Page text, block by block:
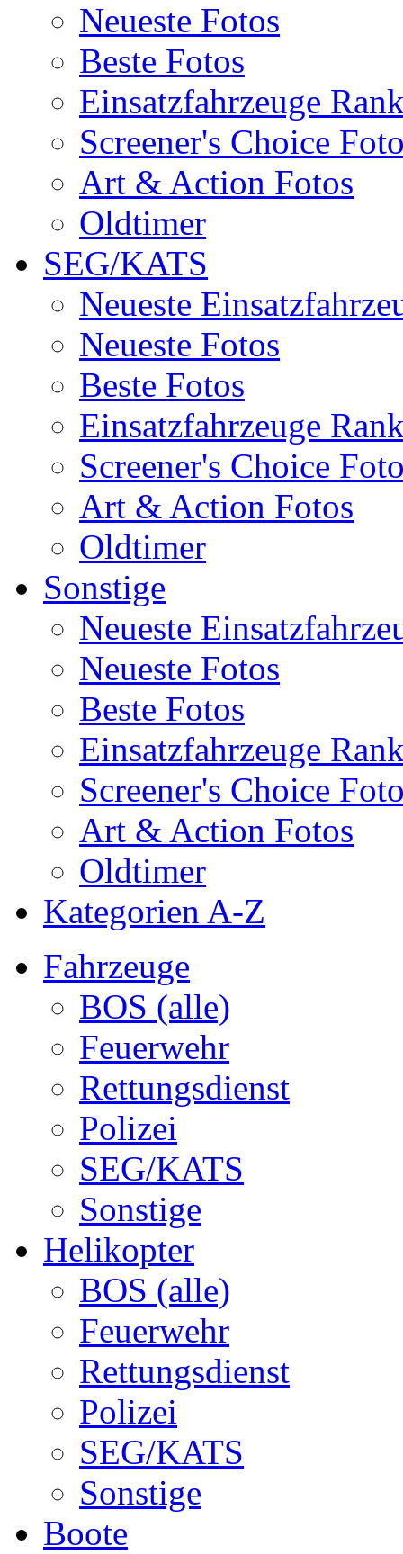
Neueste Fotos
Beste Fotos
Einsatzfahrzeuge
Screener's Choice
Art & Action Fotos
Oldtimer
SEG/KATS
Neueste
Neueste Fotos
Beste Fotos
Einsatzfahrzeuge
Screener's Choice
Art & Action Fotos
Oldtimer
Sonstige
Neueste
Neueste Fotos
Beste Fotos
Einsatzfahrzeuge
Screener's Choice
Art & Action Fotos
Oldtimer
Kategorien A-Z
Fahrzeuge
BOS (alle)
Feuerwehr
Rettungsdienst
Polizei
SEG/KATS
Sonstige
Helikopter
BOS (alle)
Feuerwehr
Rettungsdienst
Polizei
SEG/KATS
Sonstige
Boote